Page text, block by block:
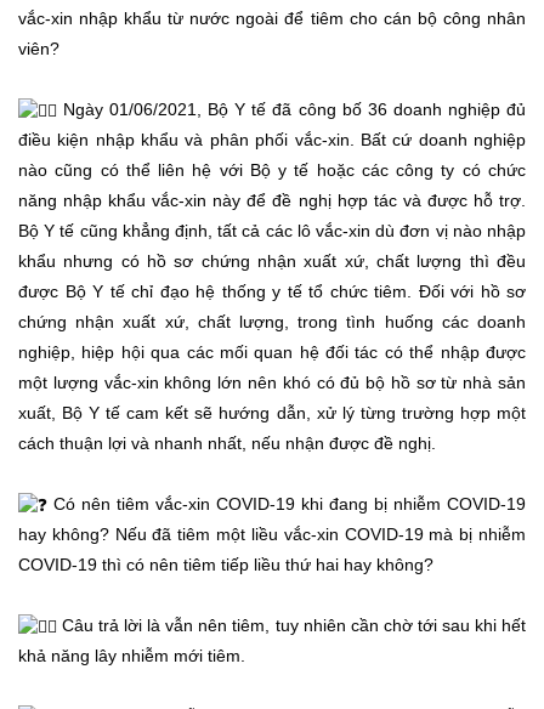
vắc-xin nhập khẩu từ nước ngoài để tiêm cho cán bộ công nhân
viên?
Ngày 01/06/2021, Bộ Y tế đã công bố 36 doanh nghiệp đủ
điều kiện nhập khẩu và phân phối vắc-xin. Bất cứ doanh nghiệp
nào cũng có thể liên hệ với Bộ y tế hoặc các công ty có chức
năng nhập khẩu vắc-xin này để đề nghị hợp tác và được hỗ trợ.
Bộ Y tế cũng khẳng định, tất cả các lô vắc-xin dù đơn vị nào nhập
khẩu nhưng có hồ sơ chứng nhận xuất xứ, chất lượng thì đều
được Bộ Y tế chỉ đạo hệ thống y tế tổ chức tiêm. Đối với hồ sơ
chứng nhận xuất xứ, chất lượng, trong tình huống các doanh
nghiệp, hiệp hội qua các mối quan hệ đối tác có thể nhập được
một lượng vắc-xin không lớn nên khó có đủ bộ hồ sơ từ nhà sản
xuất, Bộ Y tế cam kết sẽ hướng dẫn, xử lý từng trường hợp một
cách thuận lợi và nhanh nhất, nếu nhận được đề nghị.
Có nên tiêm vắc-xin COVID-19 khi đang bị nhiễm COVID-19
hay không? Nếu đã tiêm một liều vắc-xin COVID-19 mà bị nhiễm
COVID-19 thì có nên tiêm tiếp liều thứ hai hay không?
Câu trả lời là vẫn nên tiêm, tuy nhiên cần chờ tới sau khi hết
khả năng lây nhiễm mới tiêm.